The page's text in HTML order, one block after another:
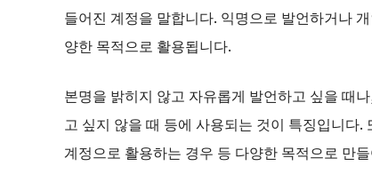
들어진 계정을 말합니다. 익명으로 발언하거나
양한 목적으로 활용됩니다.
본명을 밝히지 않고 자유롭게 발언하고 싶을 때
고 싶지 않을 때 등에 사용되는 것이 특징입니다
계정으로 활용하는 경우 등 다양한 목적으로 만